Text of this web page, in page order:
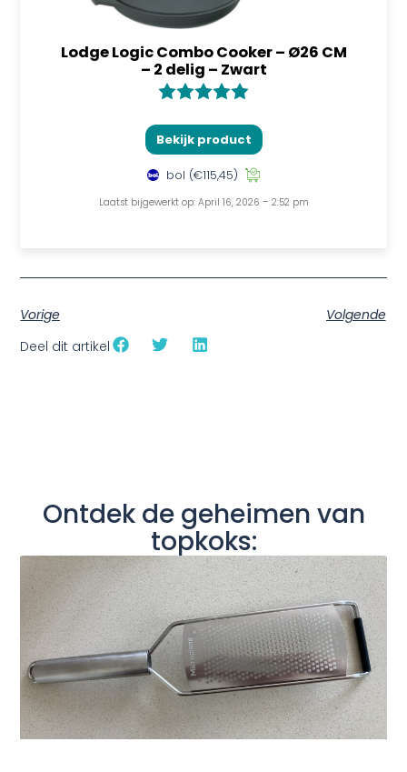
Lodge Logic Combo Cooker – Ø26 CM
– 2 delig – Zwart
Bekijk product
bol (€115,45)
Laatst bijgewerkt op: April 16, 2026 – 2:52 pm
Vorige
Volgende
Deel dit artikel
Ontdek de geheimen van
topkoks: